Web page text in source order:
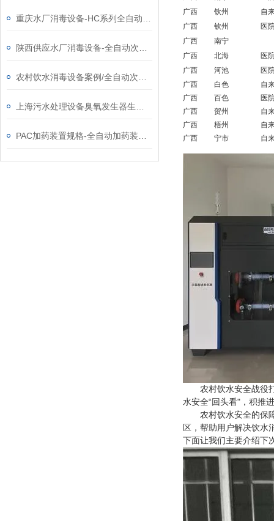
广西
钦州
自
广西
钦州
医
广西
南宁
广西
北海
医
广西
河池
医
广西
白色
自
广西
百色
医
广西
贺州
自
广西
梧州
自
广西
宁市 自
农村饮水安全战役打
水安全“回头看"，积推
农村饮水安全的保障
区，帮助用户解决饮水
下面让我们主要介绍下